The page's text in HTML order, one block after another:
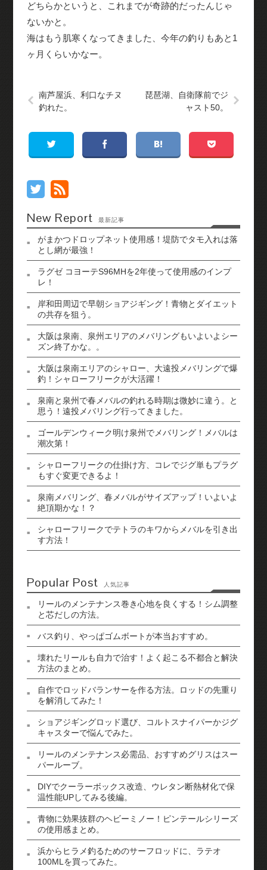
どちらかというと、これまでが奇跡的だったんじゃ
ないかと。
海はもう肌寒くなってきました、今年の釣りもあと1
ヶ月くらいかなー。
南芦屋浜、利口なチヌ
釣れた。
琵琶湖、自衛隊前でジ
ャスト50。
New Report 最新記事
がまかつドロップネット使用感！堤防でタモ入れは落
とし網が最強！
ラグゼ コヨーテS96MHを2年使って使用感のインプ
レ！
岸和田周辺で早朝ショアジギング！青物とダイエット
の共存を狙う。
大阪は泉南、泉州エリアのメバリングもいよいよシー
ズン終了かな。。
大阪は泉南エリアのシャロー、大遠投メバリングで爆
釣！シャローフリークが大活躍！
泉南と泉州で春メバルの釣れる時期は微妙に違う。と
思う！遠投メバリング行ってきました。
ゴールデンウィーク明け泉州でメバリング！メバルは
潮次第！
シャローフリークの仕掛け方、コレでジグ単もプラグ
もすぐ変更できるよ！
泉南メバリング、春メバルがサイズアップ！いよいよ
絶頂期かな！？
シャローフリークでテトラのキワからメバルを引き出
す方法！
Popular Post 人気記事
リールのメンテナンス巻き心地を良くする！シム調整
と芯だしの方法。
バス釣り、やっぱゴムボートが本当おすすめ。
壊れたリールも自力で治す！よく起こる不都合と解決
方法のまとめ。
自作でロッドバランサーを作る方法。ロッドの先重り
を解消してみた！
ショアジギングロッド選び、コルトスナイパーかジグ
キャスターで悩んでみた。
リールのメンテナンス必需品、おすすめグリスはスー
パールーブ。
DIYでクーラーボックス改造、ウレタン断熱材化で保
温性能UPしてみる後編。
青物に効果抜群のヘビーミノー！ピンテールシリーズ
の使用感まとめ。
浜からヒラメ釣るためのサーフロッドに、ラテオ
100MLを買ってみた。